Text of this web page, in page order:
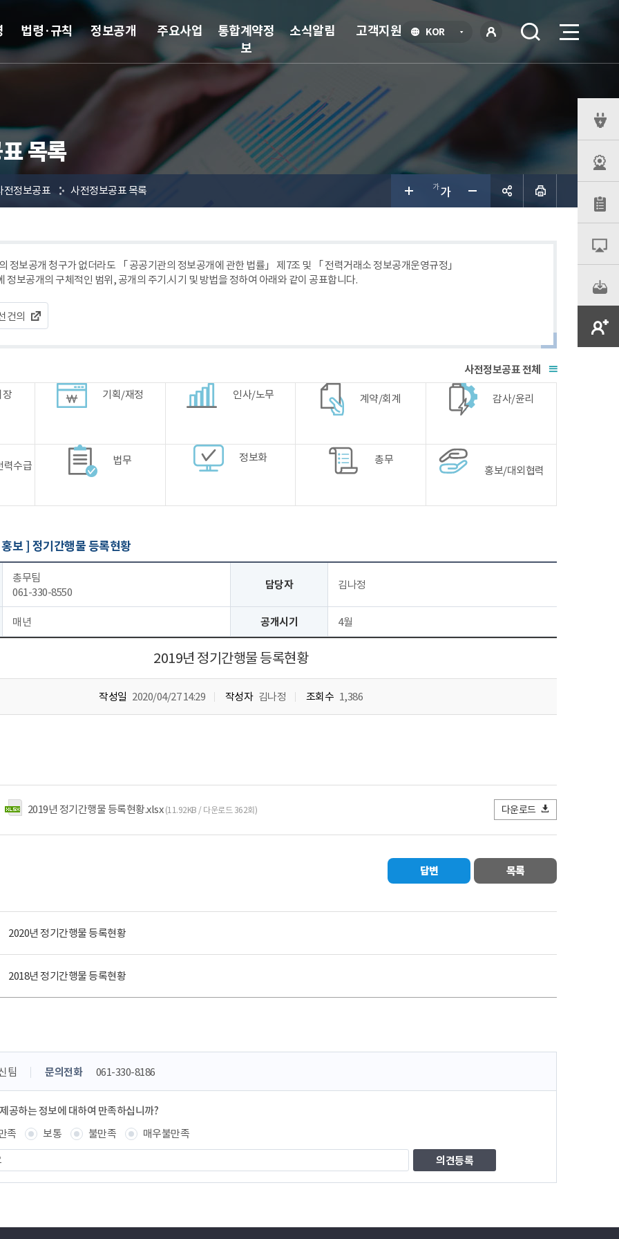
KOR언
그인
법령·규칙 정보공개 주요사업
통합계약정
보
소식알림 고객지원
목록
전정보공표 사전정보공표 목록
정보공개 청구가 없더라도 「 공공기관의 정보공개에 관한 법률」 제7조 및 「 전력거래소 정보공개운영규정」
정보공개의 구체적인 범위, 공개의 주기.시기 및 방법을 정하여 아래와 같이 공표합니다.
건의
전체
장
기획/재정 인사/노무 계약/회계 감사/윤리
력수급 법무 정보화 총무
홍보/대외협력
보 ] 정기간행물 등록현황
총무팀
061-330-8550
담당자 김나정
매년 공개시기 4월
2019년 정기간행물 등록현황
작성일 2020/04/27 14:29 작성자 김나정 조회수 1,386
2019년 정기간행물 등록현황.xlsx (11.92KB / 다운로드 362회) 다운로드
답변 목록
2020년 정기간행물 등록현황
2018년 정기간행물 등록현황
팀 문의전화 061-330-8186
공하는 정보에 대하여 만족하십니까?
족 보통 불만족
매우불만족
뉴